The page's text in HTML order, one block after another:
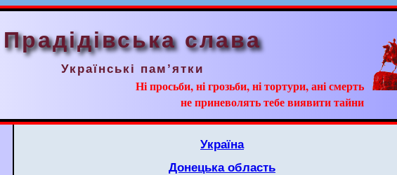
Прадідівська слава
Українські пам’ятки
Ні просьби, ні грозьби, ні тортури, ані смерть
не приневолять тебе виявити тайни
Україна
Донецька область